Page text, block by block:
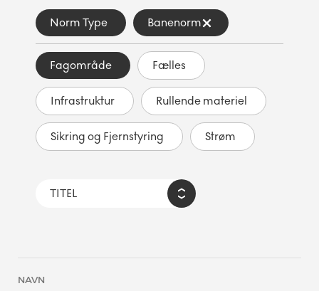
Norm Type Banenorm
Fagområde Fælles
Infrastruktur Rullende materiel
Sikring og Fjernstyring Strøm